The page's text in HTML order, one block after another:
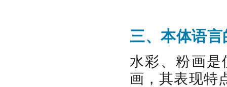
三、本体语
水彩、粉画
画，其表现特